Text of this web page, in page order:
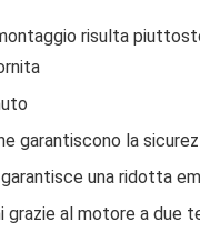
risulta
garantiscono la
una ridotta
grazie al motore a due